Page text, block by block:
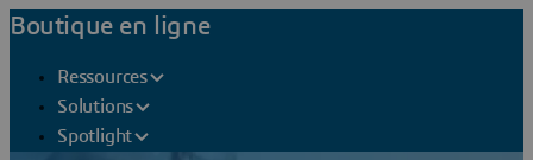
Boutique en ligne
Ressources
Solutions
Spotlight